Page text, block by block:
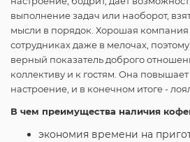
выполнение задач или наоборот,
мысли в порядок. Хорошая компания
сотрудниках даже в мелочах, поэтому
верный показатель доброго
коллективу и к гостям. Она повышает
настроение, и в конечном итоге -
В чем преимущества наличия
экономия времени на